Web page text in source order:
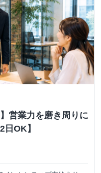
営業力を磨き周りに
OK】